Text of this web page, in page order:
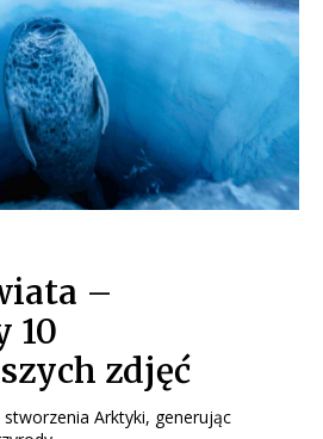
–
10
zdjęć
Arktyki, generując